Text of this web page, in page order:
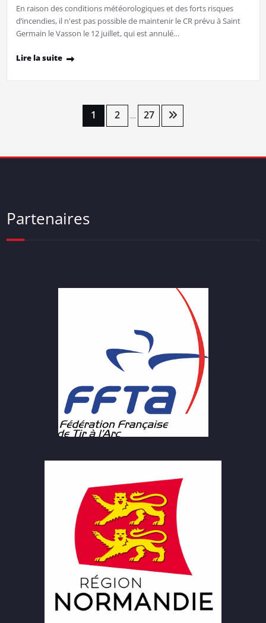
En raison des conditions météorologiques et des forts risques
d’incendies, il n'est pas possible de maintenir le CR prévu à Saint
Germain le Vasson le 12 juillet, qui est annulé…
Lire la suite
1 2 … 27
Partenaires